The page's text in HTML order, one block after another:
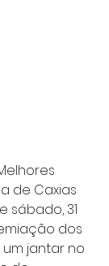
de Caxias
sábado, 31
dos
jantar no